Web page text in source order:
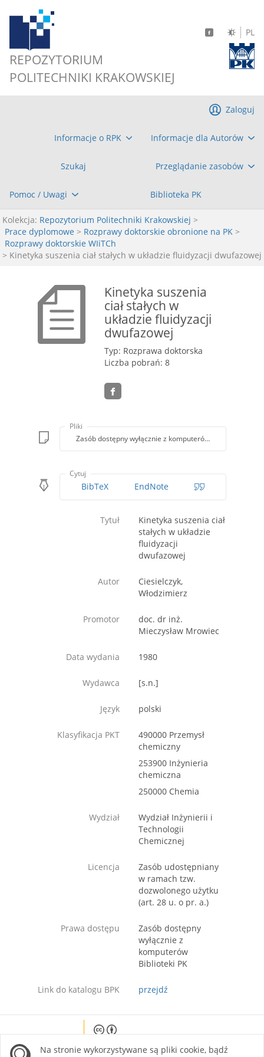
REPOZYTORIUM
POLITECHNIKI KRAKOWSKIEJ
PL
Informacje o RPK Informacje dla Autorów
Szukaj Przeglądanie zasobów
Pomoc / Uwagi Biblioteka PK
Zaloguj
Kolekcja: Repozytorium Politechniki Krakowskiej >
Prace dyplomowe > Rozprawy doktorskie obronione na PK >
Rozprawy doktorskie WIiTCh
> Kinetyka suszenia ciał stałych w układzie fluidyzacji dwufazowej
Kinetyka suszenia
ciał stałych w
układzie fluidyzacji
dwufazowej
Typ: Rozprawa doktorska
Liczba pobrań: 8
Pliki
Zasób dostępny wyłącznie z komputerów Biblioteki PK
Cytuj
BibTeX EndNote
Tytuł
Kinetyka suszenia ciał
stałych w układzie
fluidyzacji
dwufazowej
Autor
Ciesielczyk,
Włodzimierz
Promotor
doc. dr inż.
Mieczysław Mrowiec
Data wydania 1980
Wydawca [s.n.]
Język polski
Klasyfikacja PKT
490000 Przemysł
chemiczny
253900 Inżynieria
chemiczna
250000 Chemia
Wydział
Wydział Inżynierii i
Technologii
Chemicznej
Licencja
Zasób udostępniany
w ramach tzw.
dozwolonego użytku
(art. 28 u. o pr. a.)
Prawa dostępu
Zasób dostępny
wyłącznie z
komputerów
Biblioteki PK
Link do katalogu BPK przejdź
site is licensed under a Creative Commons
Na stronie wykorzystywane są pliki cookie, bądź